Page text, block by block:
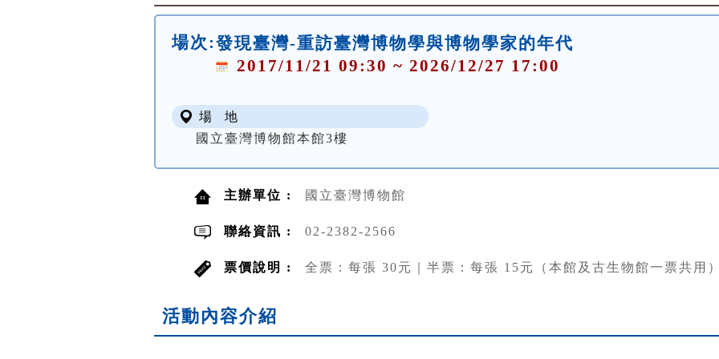
場次:發現臺灣-重訪臺灣博物學與博物學家的年代
2017/11/21 09:30 ~ 2026/12/27 17:00
場 地
國立臺灣博物館本館3樓
主辦單位 : 國立臺灣博物館
聯絡資訊 : 02-2382-2566
票價說明 : 全票：每張 30元｜半票：每張 15元（本館及古生物館一票共用
活動內容介紹